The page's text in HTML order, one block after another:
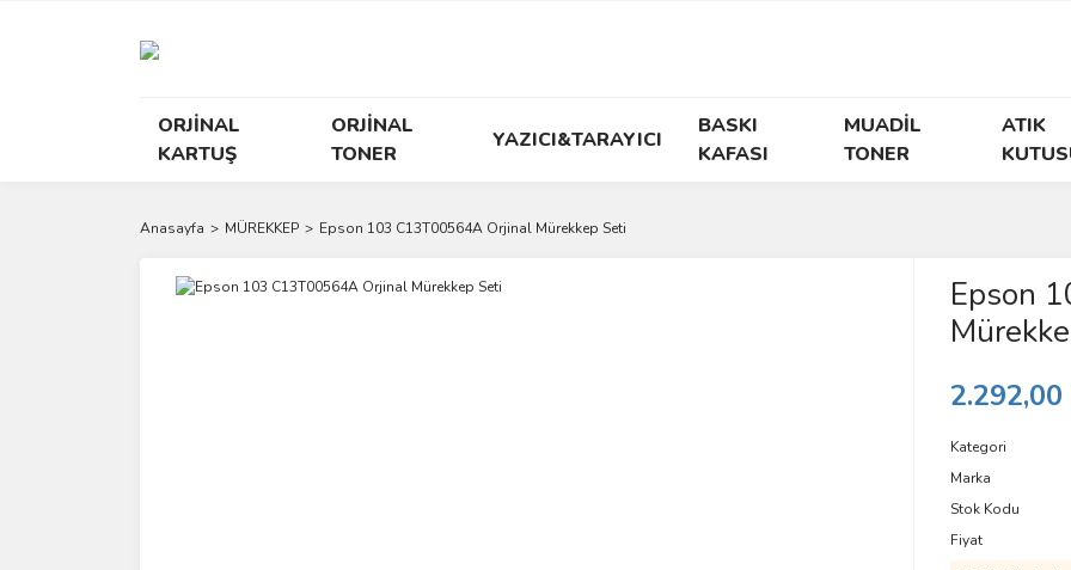
ORJİNAL
KARTUŞ
ORJİNAL
TONER
YAZICI&TARAYICI
BASKI
KAFASI
MUADİL
TONER
ATIK
Anasayfa MÜREKKEP Epson 103 C13T00564A Orjinal Mürekkep Seti
Epson
2.292,00
Kategori
Marka
Stok Kodu
Fiyat